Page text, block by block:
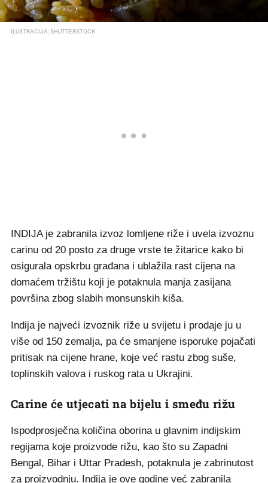
ILUSTRACIJA: SHUTTERSTOCK
INDIJA je zabranila izvoz lomljene riže i uvela izvoznu
carinu od 20 posto za druge vrste te žitarice kako bi
osigurala opskrbu građana i ublažila rast cijena na
domaćem tržištu koji je potaknula manja zasijana
površina zbog slabih monsunskih kiša.
Indija je najveći izvoznik riže u svijetu i prodaje ju u
više od 150 zemalja, pa će smanjene isporuke pojačati
pritisak na cijene hrane, koje već rastu zbog suše,
toplinskih valova i ruskog rata u Ukrajini.
Carine će utjecati na bijelu i smeđu rižu
Ispodprosječna količina oborina u glavnim indijskim
regijama koje proizvode rižu, kao što su Zapadni
Bengal, Bihar i Uttar Pradesh, potaknula je zabrinutost
za proizvodnju. Indija je ove godine već zabranila